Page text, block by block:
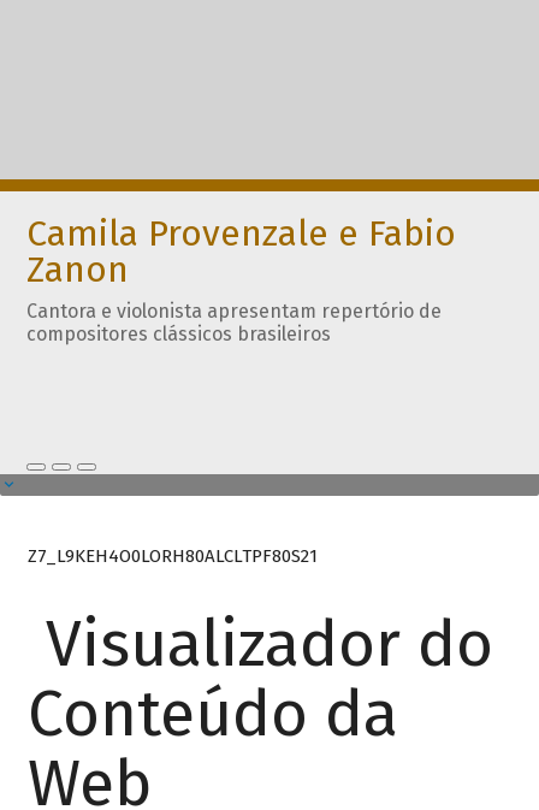
Camila Provenzale e Fabio
Zanon
Cantora e violonista apresentam repertório de
compositores clássicos brasileiros
Z7_L9KEH4O0LORH80ALCLTPF80S21
Visualizador do
Conteúdo da
Web